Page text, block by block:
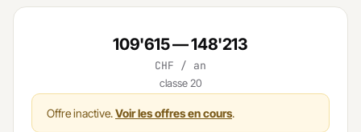
109'615 — 148'213
CHF / an
classe 20
Offre inactive.Voir les offres en cours.